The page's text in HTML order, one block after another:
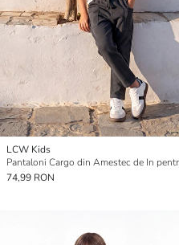
LCW Kids
74,99 RON